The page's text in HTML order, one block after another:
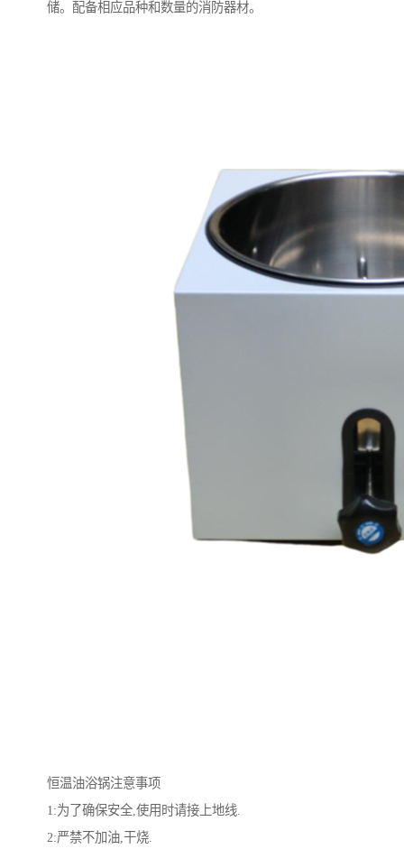
储。配备相应品种和数量的消防器材。
恒温油浴锅注意事项
1:为了确保安全,使用时请接上地线.
2:严禁不加油,干烧.